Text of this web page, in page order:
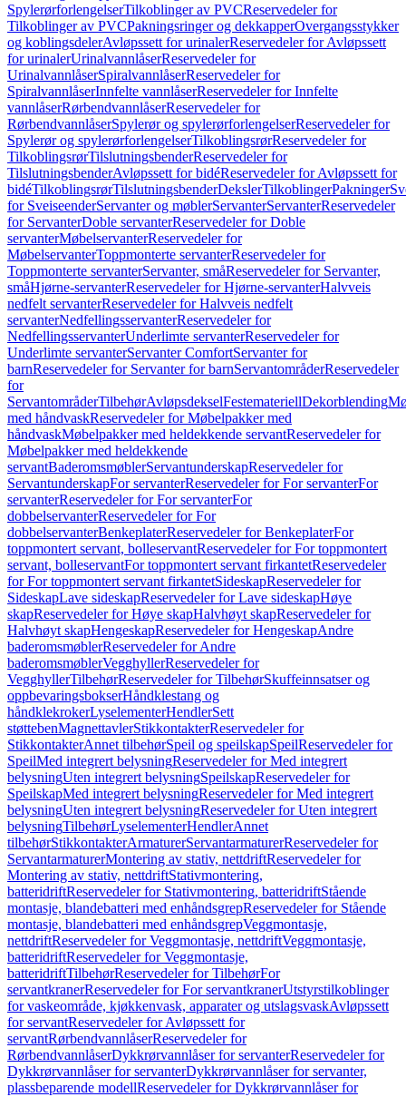
SpylerørforlengelserTilkoblinger av PVCReservedeler for
Tilkoblinger av PVCPakningsringer og dekkapperOvergangsstykker
og koblingsdelerAvløpssett for urinalerReservedeler for Avløpssett
for urinalerUrinalvannlåserReservedeler for
UrinalvannlåserSpiralvannlåserReservedeler for
SpiralvannlåserInnfelte vannlåserReservedeler for Innfelte
vannlåserRørbendvannlåserReservedeler for
RørbendvannlåserSpylerør og spylerørforlengelserReservedeler for
Spylerør og spylerørforlengelserTilkoblingsrørReservedeler for
TilkoblingsrørTilslutningsbenderReservedeler for
TilslutningsbenderAvløpssett for bidéReservedeler for Avløpssett for
bidéTilkoblingsrørTilslutningsbenderDekslerTilkoblingerPakninger
for SveiseenderServanter og møblerServanterServanterReservedeler
for ServanterDoble servanterReservedeler for Doble
servanterMøbelservanterReservedeler for
MøbelservanterToppmonterte servanterReservedeler for
Toppmonterte servanterServanter, småReservedeler for Servanter,
småHjørne-servanterReservedeler for Hjørne-servanterHalvveis
nedfelt servanterReservedeler for Halvveis nedfelt
servanterNedfellingsservanterReservedeler for
NedfellingsservanterUnderlimte servanterReservedeler for
Underlimte servanterServanter ComfortServanter for
barnReservedeler for Servanter for barnServantområderReservedeler
for
ServantområderTilbehørAvløpsdekselFestemateriellDekorblending
med håndvaskReservedeler for Møbelpakker med
håndvaskMøbelpakker med heldekkende servantReservedeler for
Møbelpakker med heldekkende
servantBaderomsmøblerServantunderskapReservedeler for
ServantunderskapFor servanterReservedeler for For servanterFor
servanterReservedeler for For servanterFor
dobbelservanterReservedeler for For
dobbelservanterBenkeplaterReservedeler for BenkeplaterFor
toppmontert servant, bolleservantReservedeler for For toppmontert
servant, bolleservantFor toppmontert servant firkantetReservedeler
for For toppmontert servant firkantetSideskapReservedeler for
SideskapLave sideskapReservedeler for Lave sideskapHøye
skapReservedeler for Høye skapHalvhøyt skapReservedeler for
Halvhøyt skapHengeskapReservedeler for HengeskapAndre
baderomsmøblerReservedeler for Andre
baderomsmøblerVegghyllerReservedeler for
VegghyllerTilbehørReservedeler for TilbehørSkuffeinnsatser og
oppbevaringsbokserHåndklestang og
håndklekrokerLyselementerHendlerSett
støttebenMagnettavlerStikkontakterReservedeler for
StikkontakterAnnet tilbehørSpeil og speilskapSpeilReservedeler for
SpeilMed integrert belysningReservedeler for Med integrert
belysningUten integrert belysningSpeilskapReservedeler for
SpeilskapMed integrert belysningReservedeler for Med integrert
belysningUten integrert belysningReservedeler for Uten integrert
belysningTilbehørLyselementerHendlerAnnet
tilbehørStikkontakterArmaturerServantarmaturerReservedeler for
ServantarmaturerMontering av stativ, nettdriftReservedeler for
Montering av stativ, nettdriftStativmontering,
batteridriftReservedeler for Stativmontering, batteridriftStående
montasje, blandebatteri med enhåndsgrepReservedeler for Stående
montasje, blandebatteri med enhåndsgrepVeggmontasje,
nettdriftReservedeler for Veggmontasje, nettdriftVeggmontasje,
batteridriftReservedeler for Veggmontasje,
batteridriftTilbehørReservedeler for TilbehørFor
servantkranerReservedeler for For servantkranerUtstyrstilkoblinger
for vaskeområde, kjøkkenvask, apparater og utslagsvaskAvløpssett
for servantReservedeler for Avløpssett for
servantRørbendvannlåserReservedeler for
RørbendvannlåserDykkrørvannlåser for servanterReservedeler for
Dykkrørvannlåser for servanterDykkrørvannlåser for servanter,
plassbeparende modellReservedeler for Dykkrørvannlåser for